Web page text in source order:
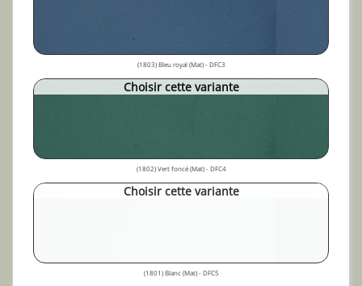
(1803) Bleu royal (Mat) - DFC3
Choisir cette variante
(1802) Vert foncé (Mat) - DFC4
Choisir cette variante
(1801) Blanc (Mat) - DFC5